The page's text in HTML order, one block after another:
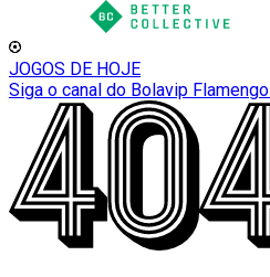
JOGOS DE HOJE
Siga o canal do Bolavip Flamengo